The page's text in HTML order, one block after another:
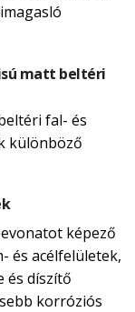
matt beltéri
fal- és
különböző
képező
és acélfelületek,
és díszítő
korróziós